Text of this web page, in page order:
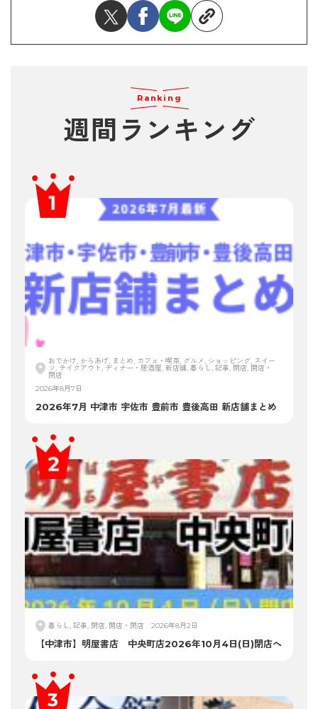
Ranking
週間ランキング
おでかけ, からあげ, まとめ, カフェ・喫茶, グルメ, ショッピング, スイー
ツ, テイクアウト, ディナー・居酒屋, 新店舗, 暮らし, 記事, 閉店, 開店・
閉店
2026年8月7日
2026年7月 中津市 宇佐市 豊前市 豊後高田 新店舗まとめ
暮らし, 記事, 閉店, 開店・閉店 2026年8月2日
【中津市】明屋書店 中央町店2026年10月4日(日)閉店へ